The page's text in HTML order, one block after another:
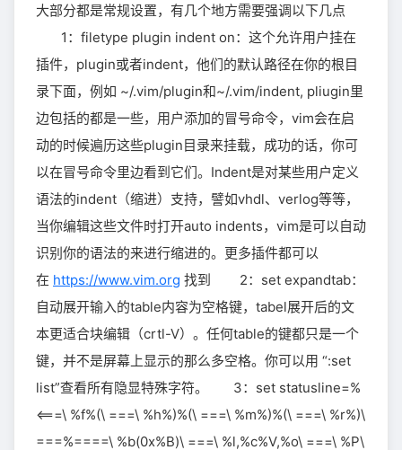
大部分都是常规设置，有几个地方需要强调以下几点
1：filetype plugin indent on：这个允许用户挂在
插件，plugin或者indent，他们的默认路径在你的根目
录下面，例如 ~/.vim/plugin和~/.vim/indent, pliugin里
边包括的都是一些，用户添加的冒号命令，vim会在启
动的时候遍历这些plugin目录来挂载，成功的话，你可
以在冒号命令里边看到它们。Indent是对某些用户定义
语法的indent（缩进）支持，譬如vhdl、verlog等等，
当你编辑这些文件时打开auto indents，vim是可以自动
识别你的语法的来进行缩进的。更多插件都可以
在 https://www.vim.org 找到 2：set expandtab：
自动展开输入的table内容为空格键，tabel展开后的文
本更适合块编辑（crtl-V）。任何table的键都只是一个
键，并不是屏幕上显示的那么多空格。你可以用 “:set
list”查看所有隐显特殊字符。 3：set statusline=%
<===\ %f%(\ ===\ %h%)%(\ ===\ %m%)%(\ ===\ %r%)\
===%====\ %b(0x%B)\ ===\ %l,%c%V,%o\ ===\ %P\